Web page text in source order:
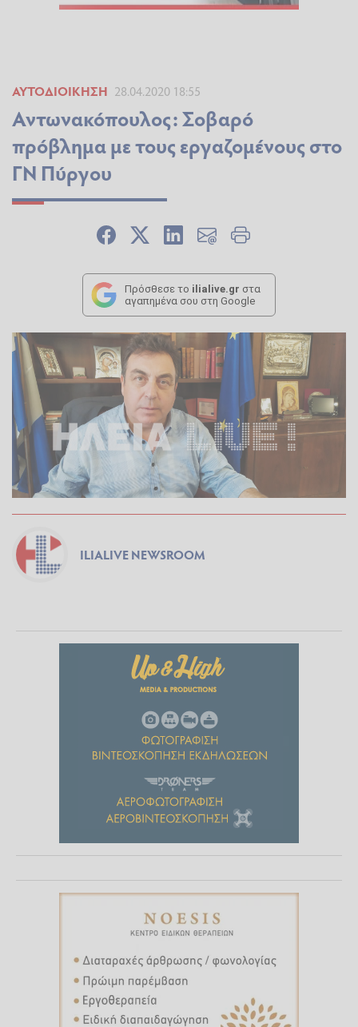
ΑΥΤΟΔΙΟΊΚΗΣΗ 28.04.2020 18:55
Αντωνακόπουλος: Σοβαρό
πρόβλημα με τους εργαζομένους στο
ΓΝ Πύργου
Πρόσθεσε το ilialive.gr στα
αγαπημένα σου στη Google
ILIALIVE NEWSROOM